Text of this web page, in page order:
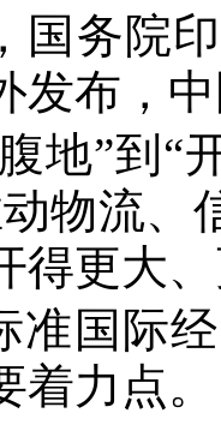
国务院
发布，
地”到“
物流、
得更大
准国际
着力点。